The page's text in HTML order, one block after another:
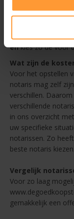
Afstand - altijd een
enkies zo de voor
Wat zijn de
Voor het opstellen
notaris mag zelf
verschillen.
verschillende
in ons overzicht
uw specifieke
notarissen. Zo
beste notaris kiezen.
Vergelijk
Voor zo laag
gemakkelijk een